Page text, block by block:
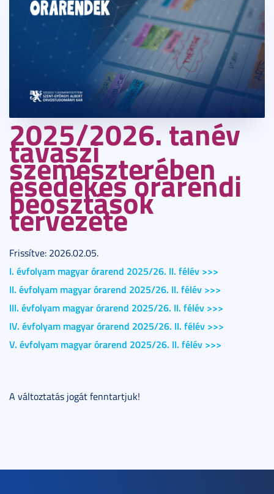
2014. augusztus 31. 1 perc
2025/2026. tanév
tavaszi
szemeszterében
esedékes órarendi
beosztások
tervezete
Frissítve: 2026.02.05.
I. évfolyam magyar órarend 2025/26. II. félév >>>
II. évfolyam magyar órarend 2025/26. II. félév >>>
III. évfolyam magyar órarend 2025/26. II. félév >>>
IV. évfolyam magyar órarend 2025/26. II. félév >>>
V. évfolyam magyar órarend 2025/26. II. félév >>>
A változtatás jogát fenntartjuk!